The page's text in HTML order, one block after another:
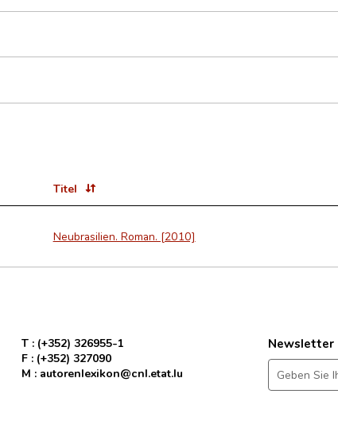
Titel
Neubrasilien. Roman. [2010]
T : (+352) 326955-1
F : (+352) 327090
M : autorenlexikon@cnl.etat.lu
Newsletter